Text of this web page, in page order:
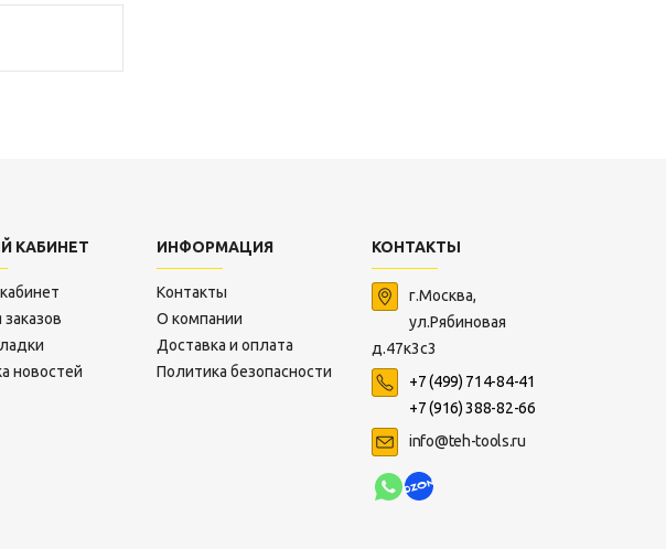
КАБИНЕТ
новостей
ИНФОРМАЦИЯ
Контакты
О компании
Доставка и оплата
Политика безопасности
КОНТАКТЫ
г.Москва,
ул.Рябиновая
д.47к3с3
+7 (499) 714-84-41
+7 (916) 388-82-66
info@teh-tools.ru